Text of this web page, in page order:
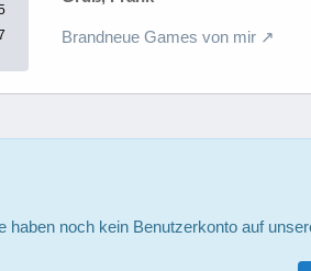
Brandneue Games von mir
haben noch kein Benutzerkonto auf